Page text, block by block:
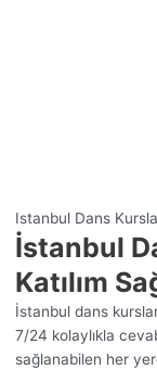
Istanbul Dans
İstanbul
Katılım
İstanbul dans
7/24 kolaylıkla
sağlanabilen her